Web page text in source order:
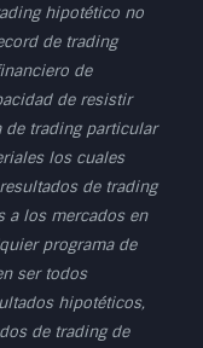
hipotético no
de trading
de
de resistir
de trading particular
los cuales
de trading
a los mercados en
programa de
ser todos
hipotéticos,
de trading de